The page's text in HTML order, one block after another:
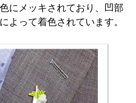
にメッキされており、凹部
よって着色されています。